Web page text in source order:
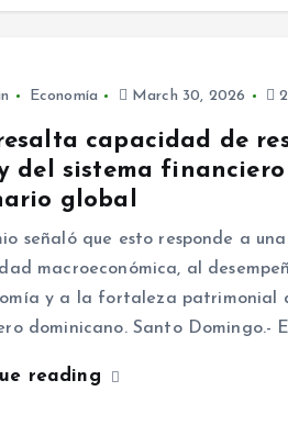
Economía March 30, 2026
capacidad de
del sistema
global
señaló que esto responde a
macroeconómica, al
y a la fortaleza patrimonial
dominicano. Santo Domingo.-
reading